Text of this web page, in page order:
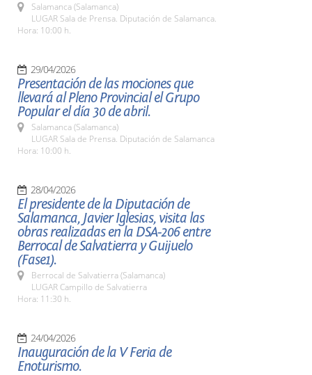
Salamanca (Salamanca)
LUGAR Sala de Prensa. Diputación de Salamanca.
Hora: 10:00 h.
29/04/2026
Presentación de las mociones que
llevará al Pleno Provincial el Grupo
Popular el día 30 de abril.
Salamanca (Salamanca)
LUGAR Sala de Prensa. Diputación de Salamanca
Hora: 10:00 h.
28/04/2026
El presidente de la Diputación de
Salamanca, Javier Iglesias, visita las
obras realizadas en la DSA-206 entre
Berrocal de Salvatierra y Guijuelo
(Fase1).
Berrocal de Salvatierra (Salamanca)
LUGAR Campillo de Salvatierra
Hora: 11:30 h.
24/04/2026
Inauguración de la V Feria de
Enoturismo.